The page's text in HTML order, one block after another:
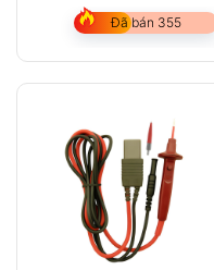
Đã bán 355